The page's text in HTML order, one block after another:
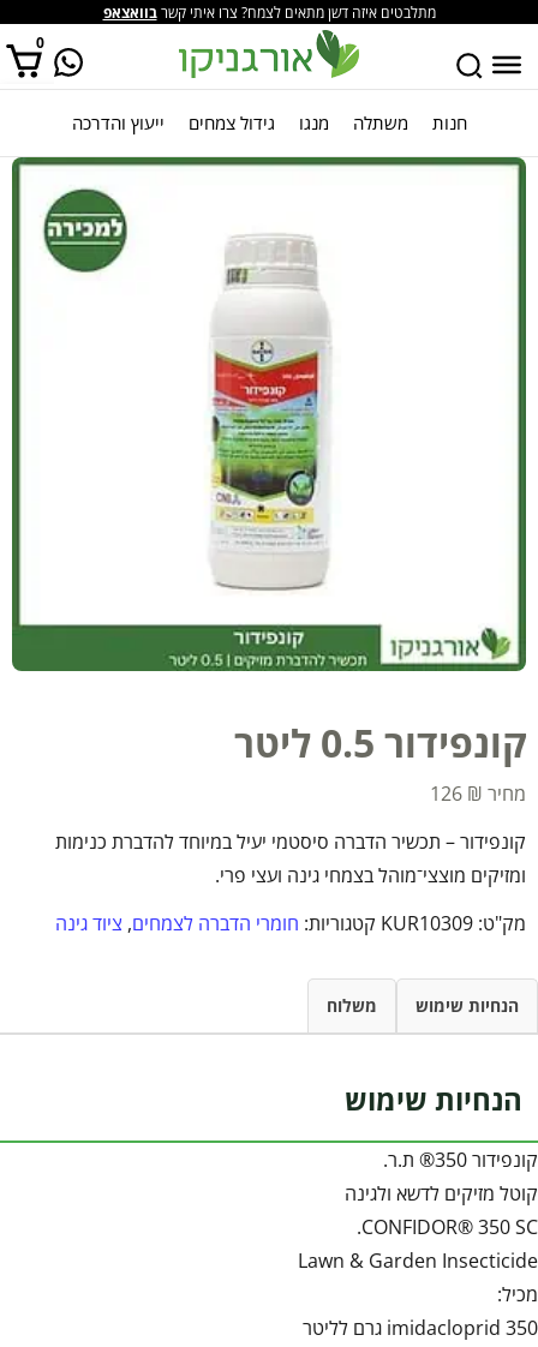
מתלבטים איזה דשן מתאים לצמח? צרו איתי קשרבוואצאפ
0
אין מוצרים בסל הקניות. חנות משתלה מנגו גידול צמחים ייעוץ והדרכה
קונפידור 0.5 ליטר
126 ₪
קונפידור – תכשיר הדברה סיסטמי יעיל במיוחד להדברת כנימות
ומזיקים מוצצי־מוהל בצמחי גינה ועצי פרי.
מק"ט: KUR10309 קטגוריות: חומרי הדברה לצמחים, ציוד גינה
הנחיות שימוש משלוח
הנחיות שימוש
קונפידור 350® ת.ר.
קוטל מזיקים לדשא ולגינה
CONFIDOR® 350 SC.
Lawn & Garden Insecticide
מכיל:
imidacloprid 350 גרם לליטר